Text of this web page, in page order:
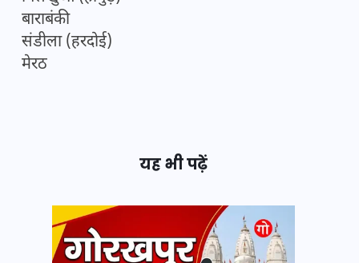
बाराबंकी
संडीला (हरदोई)
मेरठ
यह भी पढ़ें